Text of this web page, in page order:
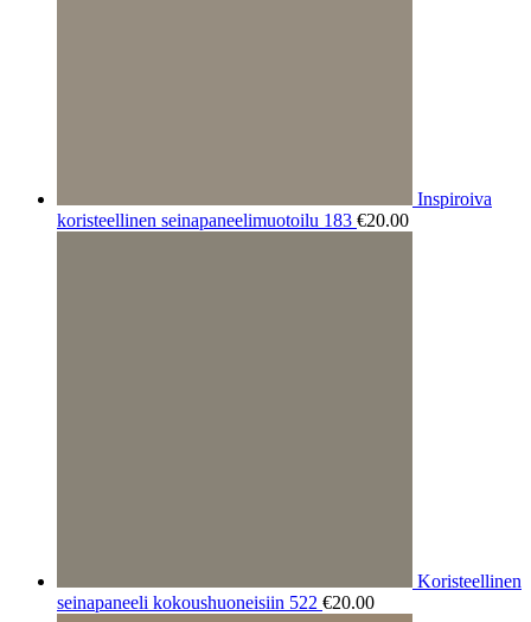
Inspiroiva
koristeellinen seinapaneelimuotoilu 183 €20.00
Koristeellinen
seinapaneeli kokoushuoneisiin 522 €20.00